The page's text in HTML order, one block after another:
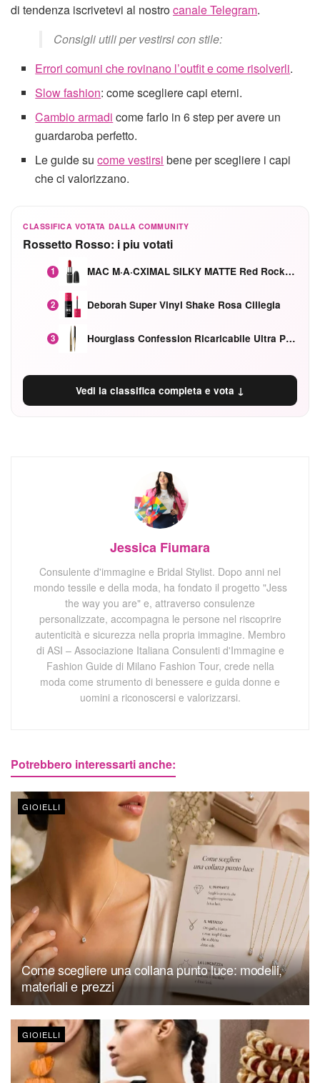
di tendenza iscrivetevi al nostrocanale Telegram.
Consigli utili per vestirsi con stile:
Errori comuni che rovinano l’outfit e come risolverli.
Slow fashion: come scegliere capi eterni.
Cambio armadi come farlo in 6 step per avere un
guardaroba perfetto.
Le guide sucome vestirsi bene per scegliere i capi
che ci valorizzano.
CLASSIFICA VOTATA DALLA COMMUNITY
Rossetto Rosso: i piu votati
1 MAC M·A·CXIMAL SILKY MATTE Red Rock mat
2 Deborah Super Vinyl Shake Rosa Ciliegia
3 Hourglass Confession Ricaricabile Ultra Preciso Ad Alta Intensità Secretly Classic Red
Vedi la classifica completa e vota ↓
Jessica Fiumara
Consulente d'immagine e Bridal Stylist. Dopo anni nel
mondo tessile e della moda, ha fondato il progetto "Jess
the way you are" e, attraverso consulenze
personalizzate, accompagna le persone nel riscoprire
autenticità e sicurezza nella propria immagine. Membro
di ASI – Associazione Italiana Consulenti d'Immagine e
Fashion Guide di Milano Fashion Tour, crede nella
moda come strumento di benessere e guida donne e
uomini a riconoscersi e valorizzarsi.
Potrebbero interessarti anche:
GIOIELLI
Come scegliere una collana punto luce: modelli,
materiali e prezzi
GIOIELLI